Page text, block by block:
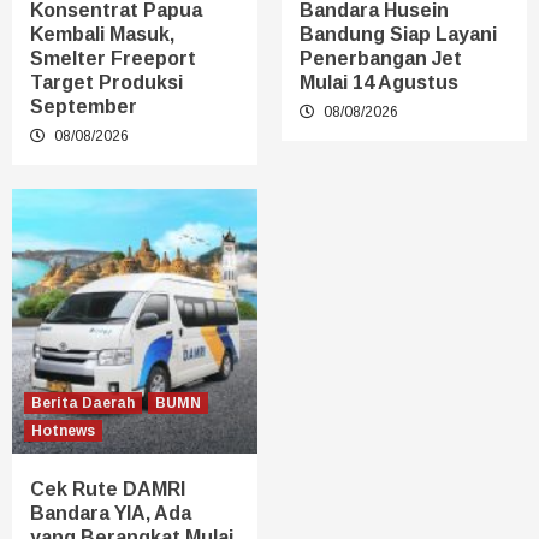
Konsentrat Papua
Kembali Masuk,
Smelter Freeport
Target Produksi
September
08/08/2026
Bandara Husein
Bandung Siap Layani
Penerbangan Jet
Mulai 14 Agustus
08/08/2026
Berita Daerah
BUMN
Hotnews
Cek Rute DAMRI
Bandara YIA, Ada